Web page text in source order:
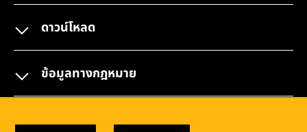
ดาวน์โหลด
ข้อมูลทางกฎหมาย